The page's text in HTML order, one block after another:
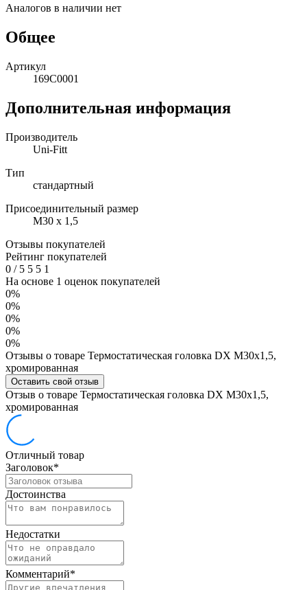
Аналогов в наличии нет
Общее
Артикул
169C0001
Дополнительная информация
Производитель
Uni-Fitt
Тип
стандартный
Присоединительный размер
M30 х 1,5
Отзывы покупателей
Рейтинг покупателей
0 /5 5 5 1
На основе 1 оценок покупателей
0%
0%
0%
0%
0%
Отзывы о товаре Термостатическая головка DX M30х1,5,
хромированная
Оставить свой отзыв
Отзыв о товаре Термостатическая головка DX M30х1,5,
хромированная
Отличный товар
Заголовок*
Достоинства
Недостатки
Комментарий*